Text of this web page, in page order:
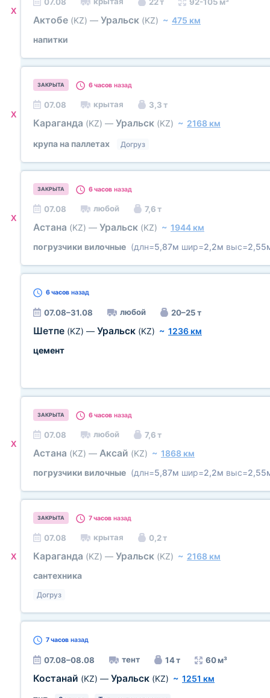
X
Актобе (KZ) — Уральск (KZ) ~ 475 км
напитки
X
ЗАКРЫТА 6 часов назад
07.08 крытая 3,3 т
Караганда (KZ) — Уральск (KZ) ~ 2168 км
крупа на паллетах
Догруз
X
ЗАКРЫТА 6 часов назад
07.08 любой 7,6 т
Астана (KZ) — Уральск (KZ) ~ 1944 км
погрузчики вилочные (длн=5,87м шир=2,2м выс=
6 часов назад
07.08–31.08 любой 20–25 т
Шетпе (KZ) — Уральск (KZ) ~ 1236 км
цемент
X
ЗАКРЫТА 6 часов назад
07.08 любой 7,6 т
Астана (KZ) — Аксай (KZ) ~ 1868 км
погрузчики вилочные (длн=5,87м шир=2,2м выс=
X
ЗАКРЫТА 7 часов назад
07.08 крытая 0,2 т
Караганда (KZ) — Уральск (KZ) ~ 2168 км
сантехника
Догруз
7 часов назад
07.08–08.08 тент 14 т 60 м³
Костанай (KZ) — Уральск (KZ) ~ 1251 км